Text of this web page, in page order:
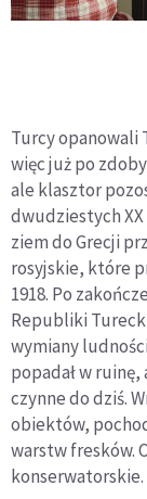
Turcy opanowali
więc już po
ale klasztor
dwudziestych
ziem do Grecji
rosyjskie, które
1918. Po
Republiki
wymiany
popadał w
czynne do dziś.
obiektów,
warstw fresków.
konserwatorskie.